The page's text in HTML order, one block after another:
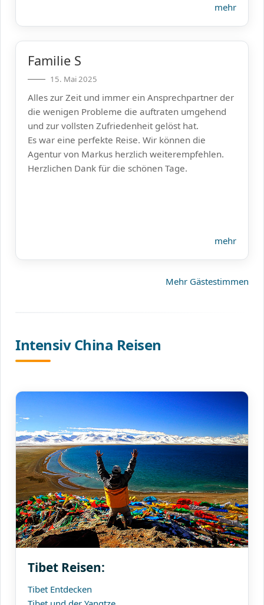
mehr
Familie S
15. Mai 2025
Alles zur Zeit und immer ein Ansprechpartner der
die wenigen Probleme die auftraten umgehend
und zur vollsten Zufriedenheit gelöst hat.
Es war eine perfekte Reise. Wir können die
Agentur von Markus herzlich weiterempfehlen.
Herzlichen Dank für die schönen Tage.
mehr
Mehr Gästestimmen
Intensiv China Reisen
Tibet Reisen:
Tibet Entdecken